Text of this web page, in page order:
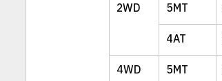
2WD 5MT
4AT
4WD
5MT